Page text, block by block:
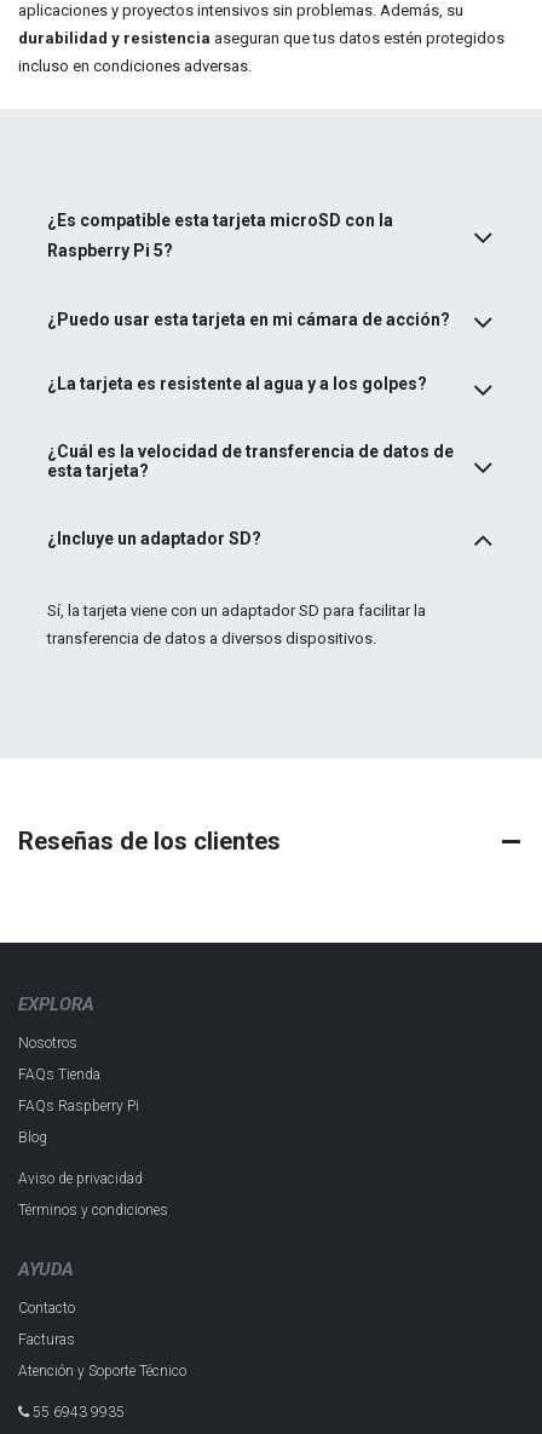
aplicaciones y proyectos intensivos sin problemas. Además, su
durabilidad y resistencia aseguran que tus datos estén protegidos
incluso en condiciones adversas.
¿Es compatible esta tarjeta microSD con la
Raspberry Pi 5?
¿Puedo usar esta tarjeta en mi cámara de acción?
¿La tarjeta es resistente al agua y a los golpes?
¿Cuál es la velocidad de transferencia de datos de
esta tarjeta?
¿Incluye un adaptador SD?
Sí, la tarjeta viene con un adaptador SD para facilitar la
transferencia de datos a diversos dispositivos.
Reseñas de los clientes
EXPLORA
Nosotros
FAQs Tienda
FAQs Raspberry Pi
Blog
Aviso de privacidad
Términos y condiciones
AYUDA
Contacto
Facturas
Atención y Soporte Técnico
55 6943 993​5